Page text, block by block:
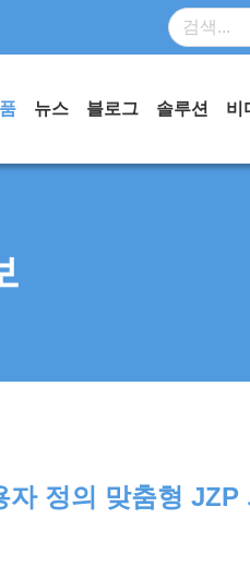
뉴스 블로그 솔루션 비
자 정의 맞춤형 JZP